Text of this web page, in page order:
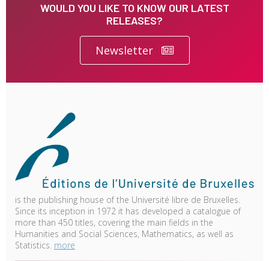
WOULD YOU LIKE TO KNOW OUR LATEST
RELEASES?
Newsletter
is the publishing house of the Université libre de Bruxelles.
Since its inception in 1972 it has developed a catalogue of
more than 450 titles, covering the main fields in the
Humanities and Social Sciences, Mathematics, as well as
Statistics. more